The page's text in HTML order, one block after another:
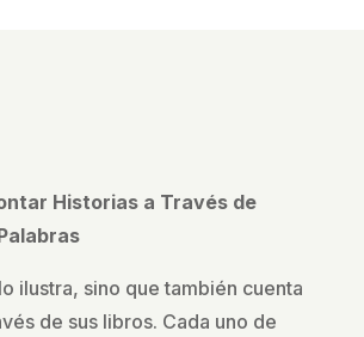
Historias a Través de
ilustra, sino que también cuenta
de sus libros. Cada uno de